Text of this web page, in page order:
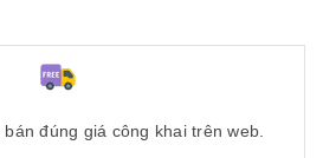
đúng giá công khai trên web.